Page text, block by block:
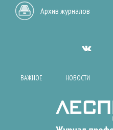
Архив журналов
ВАЖНОЕ НОВОСТИ